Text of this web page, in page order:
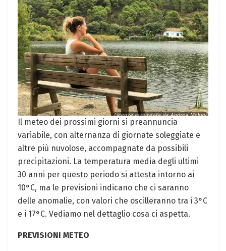
Il meteo dei prossimi giorni si preannuncia
variabile, con alternanza di giornate soleggiate e
altre più nuvolose, accompagnate da possibili
precipitazioni. La temperatura media degli ultimi
30 anni per questo periodo si attesta intorno ai
10°C, ma le previsioni indicano che ci saranno
delle anomalie, con valori che oscilleranno tra i 3°C
e i 17°C. Vediamo nel dettaglio cosa ci aspetta.
PREVISIONI METEO